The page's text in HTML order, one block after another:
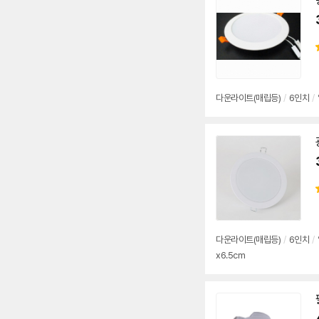
다운라이트(매립등) / 6인치 /
다운라이트(매립등) / 6인치 /
x6.5cm